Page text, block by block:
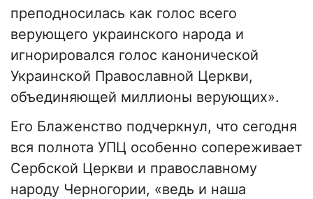
преподносилась как голос всего
верующего украинского народа и
игнорировался голос канонической
Украинской Православной Церкви,
объединяющей миллионы верующих».
Его Блаженство подчеркнул, что сегодня
вся полнота УПЦ особенно сопереживает
Сербской Церкви и православному
народу Черногории, «ведь и наша